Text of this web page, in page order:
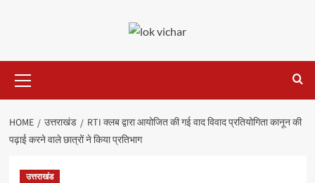
Menu
HOME उत्तराखंड
RTI क्लब द्वारा आयोजित की गई वाद विवाद प्रतियोगिता कानून की
पढ़ाई करने वाले छात्रों ने किया प्रतिभाग
उत्तराखंड